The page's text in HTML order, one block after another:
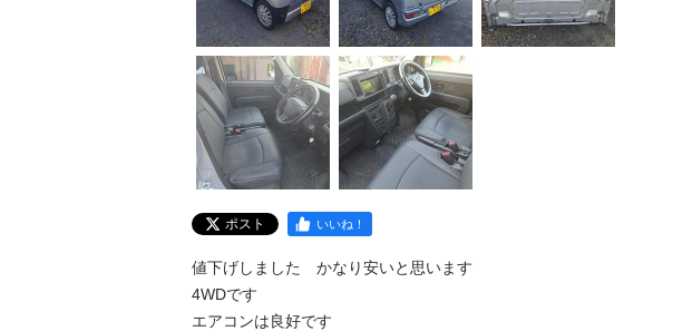
ポスト いいね！
値下げしました　かなり安いと思います
4WDです
エアコンは良好です